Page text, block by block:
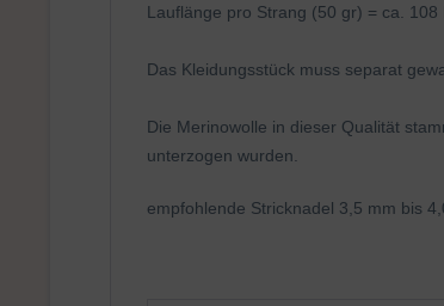
Lauflänge pro Strang (50 gr) = ca. 108
Das Kleidungsstück muss separat
Die Merinowolle in dieser Qualität
unterzogen wurden.
empfohlende Stricknadel 3,5 mm bis